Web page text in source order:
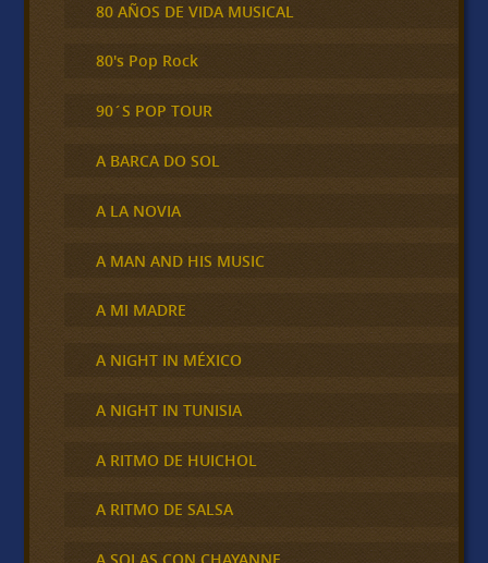
80 AÑOS DE VIDA MUSICAL
80's Pop Rock
90´S POP TOUR
A BARCA DO SOL
A LA NOVIA
A MAN AND HIS MUSIC
A MI MADRE
A NIGHT IN MÉXICO
A NIGHT IN TUNISIA
A RITMO DE HUICHOL
A RITMO DE SALSA